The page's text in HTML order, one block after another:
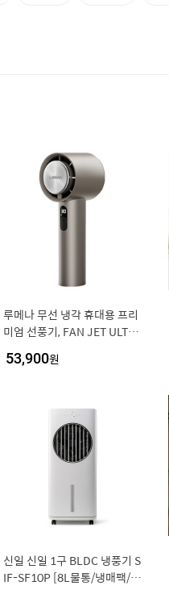
루메나 무선 냉각 휴대용 프리
미엄 선풍기, FAN JET ULTRA
53,900원
신일 신일 1구 BLDC 냉풍기 S
IF-SF10P [8L물통/냉매팩/자